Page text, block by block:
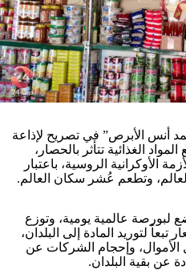
أنس الأبرص” في تصريح لإذاعة
الغذائية تتأثر بالحصار،
الأوكرانية الروسية، باعتبار
عالمية يومية، وتوزع
لتوريد المادة إلى البلدان،
وإحجام الشركات عن
عن بقية البلدان.